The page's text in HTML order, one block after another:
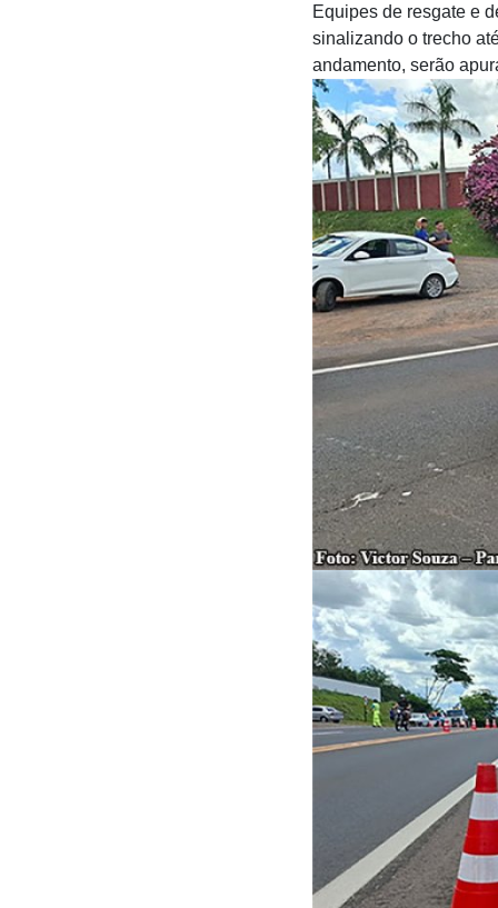
Equipes de resgate e
sinalizando o trecho
andamento, serão